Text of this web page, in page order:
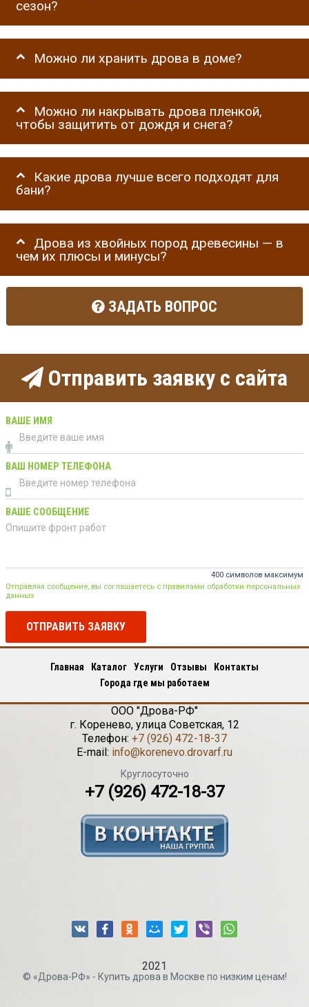
сезон?
Можно ли хранить дрова в доме?
Можно ли накрывать дрова пленкой,
чтобы защитить от дождя и снега?
Какие дрова лучше всего подходят для
бани?
Дрова из хвойных пород древесины — в
чем их плюсы и минусы?
ЗАДАТЬ ВОПРОС
Отправить заявку с сайта
ВАШЕ ИМЯ
ВАШ НОМЕР ТЕЛЕФОНА
ВАШЕ СООБЩЕНИЕ
400 символов максимум
Отправляя сообщение, вы соглашаетесь с правилами обработки персональных
данных
ОТПРАВИТЬ ЗАЯВКУ
Главная Каталог Услуги Отзывы
Контакты
Города где мы работаем
ООО "Дрова-РФ"
г. Коренево, улица Советская, 12
Телефон: +7 (926) 472-18-37
E-mail: info@korenevo.drovarf.ru
Круглосуточно
+7 (926) 472-18-37
2021
© «Дрова-РФ» - Купить дрова в Москве по низким ценам!